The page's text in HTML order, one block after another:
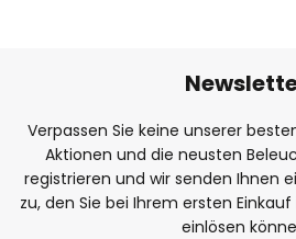
Verpassen Sie keine unserer
Aktionen und die neusten
registrieren und wir senden Ihnen
zu, den Sie bei Ihrem ersten
einlösen